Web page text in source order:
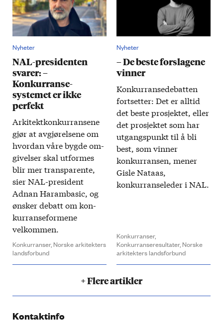
Nyheter
NAL-presidenten
svarer: –
Konkurranse­
systemet er ikke
perfekt
​
Arkitekt­kon­kurransene
gjør at avgjørelsene om
hvordan våre bygde om­
givelser skal ut­formes
blir mer transparente,
sier NAL-president
Adnan Haram­basic, og
ønsker debatt om kon­
kurranse­formene
velkommen.​
Konkurranser, Norske arkitekters
landsforbund
Nyheter
– De beste forslagene
vinner
Konkurranse­debatten
fortsetter: Det er alltid
det beste prosjektet, eller
det prosjektet som har
utgangs­punkt til å bli
best, som vinner
konkurransen, mener
Gisle Nataas,
konkurranse­leder i NAL.
Konkurranser,
Konkurranseresultater, Norske
arkitekters landsforbund
+ Flere artikler
Kontaktinfo